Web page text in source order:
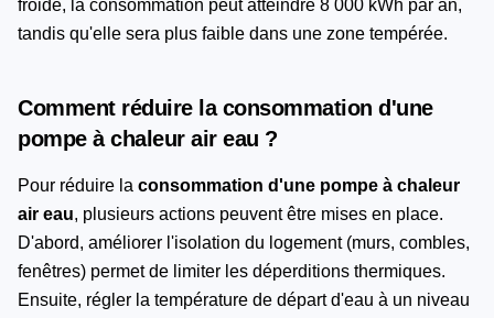
froide, la consommation peut atteindre 8 000 kWh par an,
tandis qu'elle sera plus faible dans une zone tempérée.
Comment réduire la consommation d'une
pompe à chaleur air eau ?
Pour réduire la consommation d'une pompe à chaleur
air eau, plusieurs actions peuvent être mises en place.
D'abord, améliorer l'isolation du logement (murs, combles,
fenêtres) permet de limiter les déperditions thermiques.
Ensuite, régler la température de départ d'eau à un niveau